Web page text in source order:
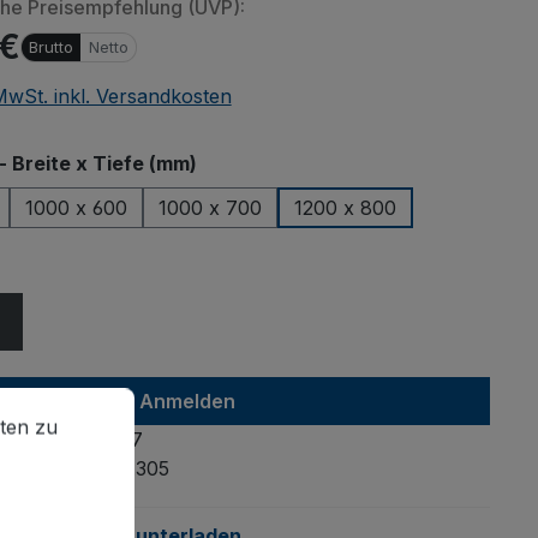
Preisempfehlung (UVP):
Brutto Netto
inkl. Versandkosten
Breite x Tiefe (mm)auswählen
1000 x 600 1000 x 700 1200 x 800
Anmelden
gsw-800.305
zu können.
Mehr Informationen ...
zu